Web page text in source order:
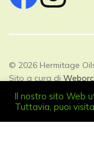
© 2026 Hermitage
Sito a cura di
Il nostro sito Web
Tuttavia, puoi